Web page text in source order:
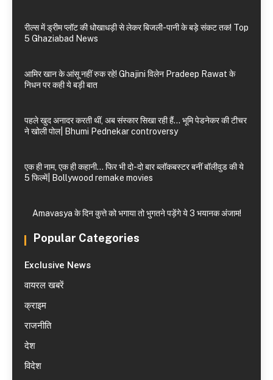
रील्स में ड्रीम प्लॉट की धोखाधड़ी से लेकर बिजली-पानी के बड़े संकट तक! Top
5 Ghaziabad News
आमिर खान के आंसू नहीं रुक रहे! Ghajini विलेन Pradeep Rawat के
निधन पर कही ये बड़ी बात
पहले खुद अनादर करती थीं, अब संस्कार सिखा रही हैं… भूमि पेडनेकर की टीचर
ने खोली पोल| Bhumi Pednekar controversy
एक ही नाम, एक ही कहानी… फिर भी दो-दो बार ब्लॉकबस्टर बनीं बॉलीवुड की ये
5 फिल्में| Bollywood remake movies
Amavasya के दिन कुत्ते को भगाया तो भुगतने पड़ेंगे ये 3 भयानक अंजाम!
Popular Categories
Exclusive News
वायरल खबरें
क्राइम
राजनीति
देश
विदेश